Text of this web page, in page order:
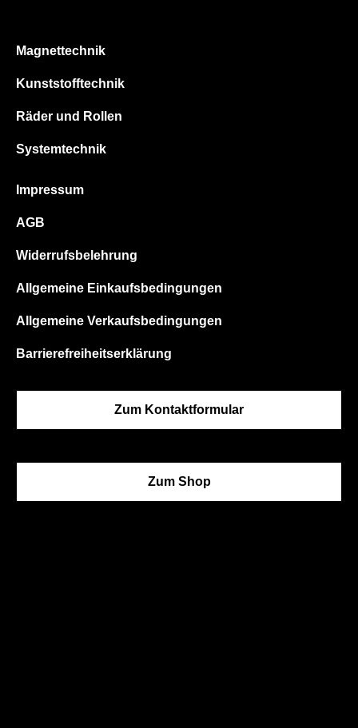
Magnettechnik
Kunststofftechnik
Räder und Rollen
Systemtechnik
Impressum
AGB
Widerrufsbelehrung
Allgemeine Einkaufsbedingungen
Allgemeine Verkaufsbedingungen
Barrierefreiheitserklärung
Zum Kontaktformular
Zum Shop